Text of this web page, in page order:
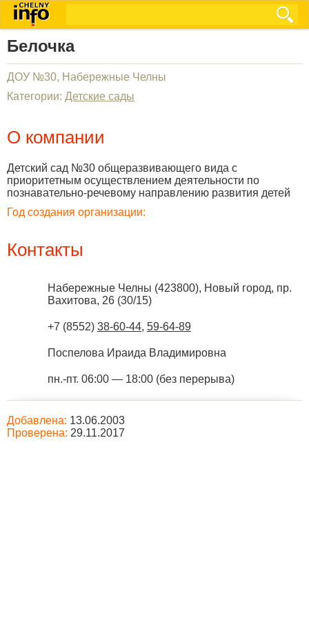
Белочка
ДОУ №30, Набережные Челны
Категории: Детские сады
О компании
Детский сад №30 общеразвивающего вида с
приоритетным осуществлением деятельности по
познавательно-речевому направлению развития детей
Год создания организации:
Контакты
Набережные Челны (423800), Новый город, пр.
Вахитова, 26 (30/15)
+7 (8552) 38-60-44, 59-64-89
Поспелова Ираида Владимировна
пн.-пт. 06:00 — 18:00 (без перерыва)
Добавлена: 13.06.2003
Проверена: 29.11.2017